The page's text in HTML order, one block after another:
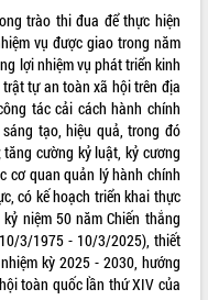
trào thi đua để thực hiện
vụ được giao trong năm
lợi nhiệm vụ phát triển kinh
tự an toàn xã hội trên địa
tác cải cách hành chính
tạo, hiệu quả, trong đó
cường kỷ luật, kỷ cương
cơ quan quản lý hành chính
có kế hoạch triển khai thực
niệm 50 năm Chiến thắng
3/1975 - 10/3/2025), thiết
kỳ 2025 - 2030, hướng
toàn quốc lần thứ XIV của